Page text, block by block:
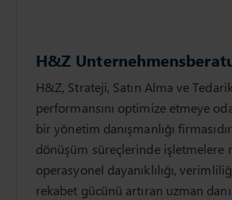
H&Z
H&Z, Strateji, Satın Alma ve
performansını optimize etmeye
bir yönetim danışmanlığı
dönüşüm süreçlerinde işletmelere
operasyonel dayanıklılığı,
rekabet gücünü artıran uzman